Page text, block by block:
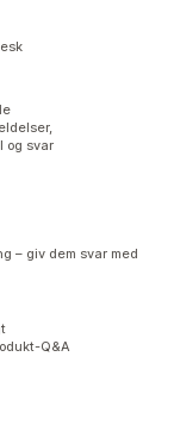
og svar
– giv dem svar med
Q&A